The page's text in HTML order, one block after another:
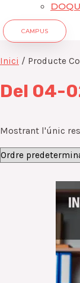
CAMPUS
Inici / Producte
Del 04-
Mostrant l'únic